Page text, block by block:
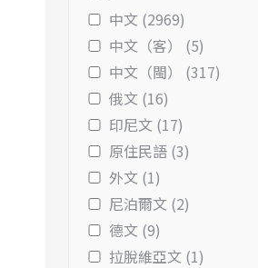
中文 (2969)
中文（客） (5)
中文（閩） (317)
俄文 (16)
印尼文 (17)
原住民語 (3)
外文 (1)
尼泊爾文 (2)
德文 (9)
拉脫維亞文 (1)